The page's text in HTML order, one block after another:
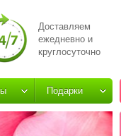
Доставляем
ежедневно и
круглосуточно
Подарки